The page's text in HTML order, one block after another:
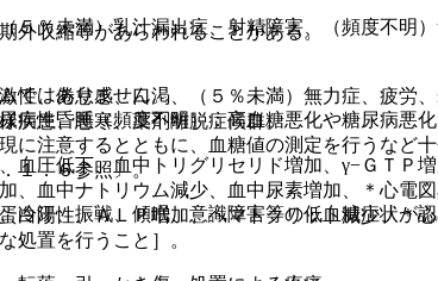
％未満）乳汁漏出症、射精障害、（頻度不明
、倦怠感、口渇、（５％未満）無力症、疲労
疾患、悪寒、薬剤離脱症候群。
圧低下、血中トリグリセリド増加、γ−ＧＴＰ
、血中ナトリウム減少、血中尿素増加、＊心電
白陽性、ＡＬＰ増加、ヘマトクリット減少、＊
処置を行うこと］。
収縮等があらわれることがある。
性昏睡（頻度不明）：高血糖悪化や糖尿病悪
に注意するとともに、血糖値の測定を行うなど
１．６参照〕。
汗、振戦、傾眠、意識障害等の低血糖症状が
ではありません。